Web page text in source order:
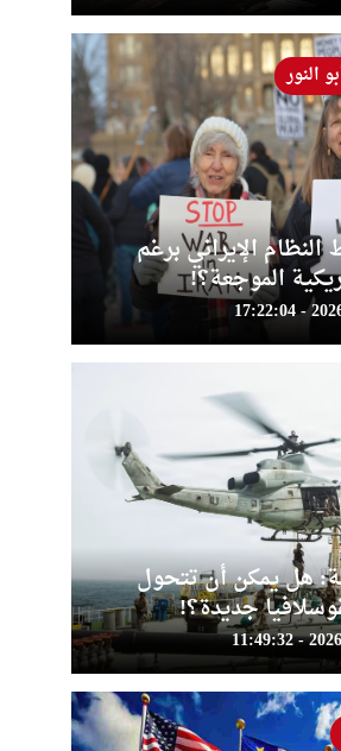
الإيراني برغم
الموجعة؟!
النور
هل يمكن أن تتحول
جديدة؟!